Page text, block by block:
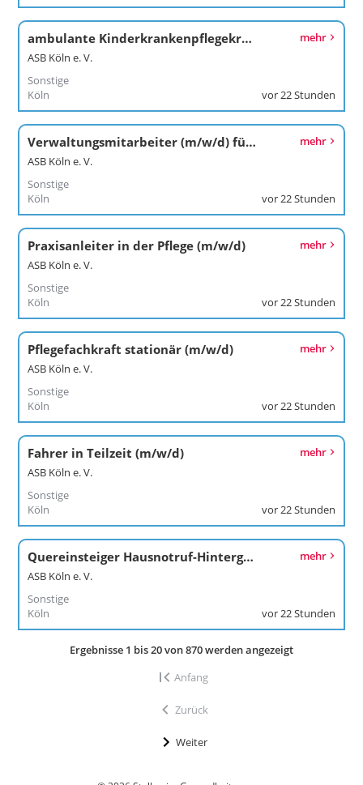
ambulante Kinderkrankenpflegekraft (m/w/d)
ASB Köln e. V.
Sonstige
Köln
mehr
vor 22 Stunden
Verwaltungsmitarbeiter (m/w/d) für den Krankentransport
ASB Köln e. V.
Sonstige
Köln
mehr
vor 22 Stunden
Praxisanleiter in der Pflege (m/w/d)
ASB Köln e. V.
Sonstige
Köln
mehr
vor 22 Stunden
Pflegefachkraft stationär (m/w/d)
ASB Köln e. V.
Sonstige
Köln
mehr
vor 22 Stunden
Fahrer in Teilzeit (m/w/d)
ASB Köln e. V.
Sonstige
Köln
mehr
vor 22 Stunden
Quereinsteiger Hausnotruf-Hintergrunddienst (m/w/d)
ASB Köln e. V.
Sonstige
Köln
mehr
vor 22 Stunden
Ergebnisse 1 bis 20 von 870 werden angezeigt
Anfang
Zurück
Weiter